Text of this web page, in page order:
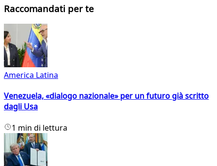
Raccomandati per te
America Latina
Venezuela, «dialogo nazionale» per un futuro già scritto
dagli Usa
1 min di lettura